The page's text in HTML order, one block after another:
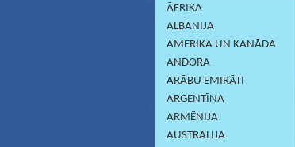
ĀFRIKA
ALBĀNIJA
AMERIKA UN KANĀDA
ANDORA
ARĀBU EMIRĀTI
ARGENTĪNA
ARMĒNIJA
AUSTRĀLIJA